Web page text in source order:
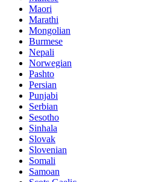
Maori
Marathi
Mongolian
Burmese
Nepali
Norwegian
Pashto
Persian
Punjabi
Serbian
Sesotho
Sinhala
Slovak
Slovenian
Somali
Samoan